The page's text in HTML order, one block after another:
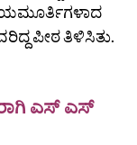
ಪೀಠ ತಿಳಿಸಿತು.
ಎಸ್‌ ಎಸ್‌